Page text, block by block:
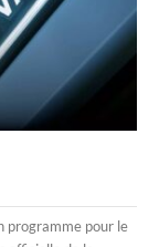
programme pour le